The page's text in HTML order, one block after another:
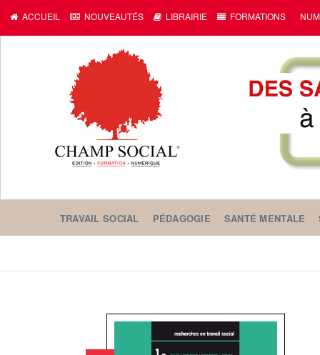
ACCUEIL NOUVEAUTÉS LIBRAIRIE FORMATIONS
TRAVAIL SOCIAL PÉDAGOGIE SANTÉ MENTALE